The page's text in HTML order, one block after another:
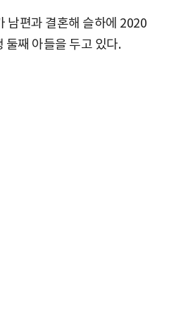
남편과 결혼해 슬하에 2020
둘째 아들을 두고 있다.